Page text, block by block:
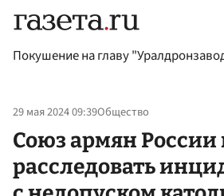
Покушение на главу
29 мая 2024 09:39Общество
Союз армян России
расследовать